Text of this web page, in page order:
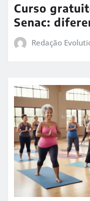
Curso
Senac:
Redação